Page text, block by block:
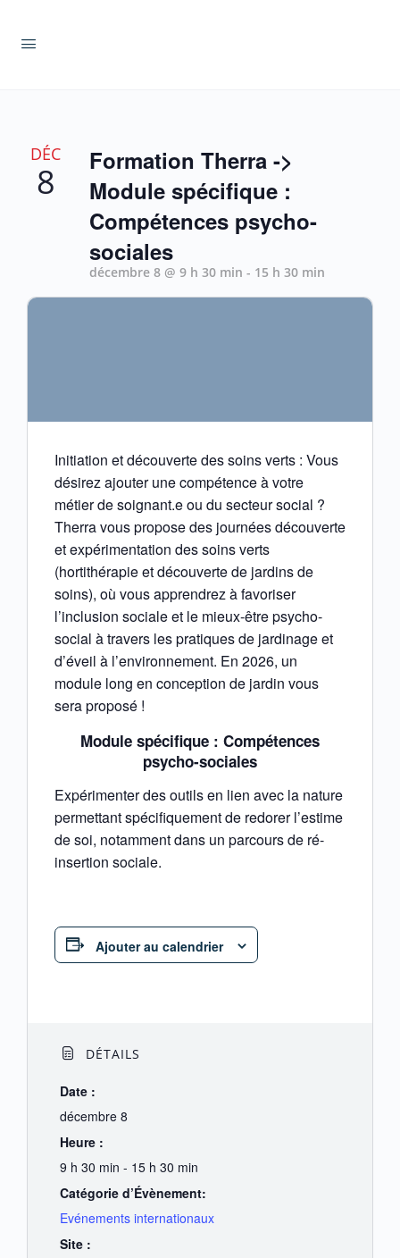
DÉC
8
Formation Therra ->
Module spécifique :
Compétences psycho-
sociales
décembre 8 @ 9 h 30 min - 15 h 30 min
Initiation et découverte des soins verts : Vous
désirez ajouter une compétence à votre
métier de soignant.e ou du secteur social ?
Therra vous propose des journées découverte
et expérimentation des soins verts
(hortithérapie et découverte de jardins de
soins), où vous apprendrez à favoriser
l’inclusion sociale et le mieux-être psycho-
social à travers les pratiques de jardinage et
d’éveil à l’environnement. ​En 2026, un
module long en conception de jardin vous
sera proposé !
Module spécifique : Compétences
psycho-sociales
Expérimenter des outils en lien avec la nature
permettant spécifiquement de redorer l’estime
de soi, notamment dans un parcours de ré-
insertion sociale.
Ajouter au calendrier
DÉTAILS
Date :
décembre 8
Heure :
9 h 30 min - 15 h 30 min
Catégorie d’Évènement:
Evénements internationaux
Site :